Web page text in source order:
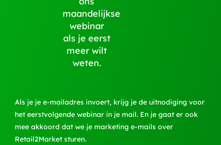
maandelijkse
webinar
als je eerst
meer wilt
weten.
Als je je e-mailadres invoert, krijg je de uitnodiging voor
het eerstvolgende webinar in je mail. En je gaat er ook
mee akkoord dat we je marketing e-mails over
Retail2Market sturen.